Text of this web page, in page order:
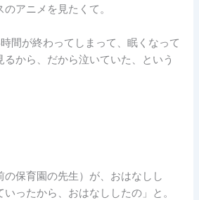
アニメを見たくて。
間が終わってしまって、眠くなって
から、だから泣いていた、という
の保育園の先生）が、おはなしし
ったから、おはなししたの」と。